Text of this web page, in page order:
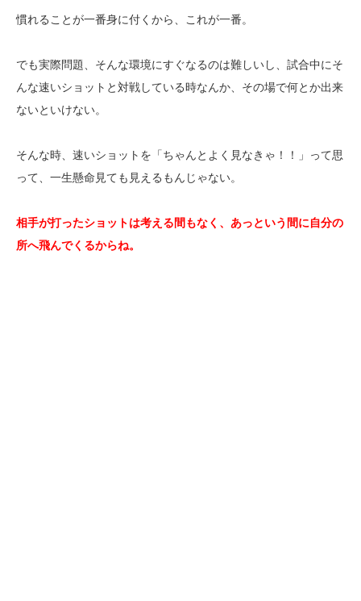
慣れることが一番身に付くから、これが一番。
でも実際問題、そんな環境にすぐなるのは難しいし、試合中にそ
んな速いショットと対戦している時なんか、その場で何とか出来
ないといけない。
そんな時、速いショットを「ちゃんとよく見なきゃ！！」って思
って、一生懸命見ても見えるもんじゃない。
相手が打ったショットは考える間もなく、あっという間に自分の
所へ飛んでくるからね。